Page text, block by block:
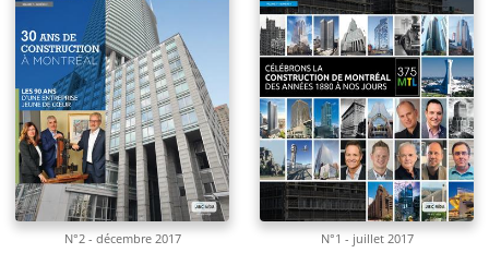
N°2 - décembre 2017 N°1 - juillet 2017